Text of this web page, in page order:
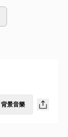
背景音樂